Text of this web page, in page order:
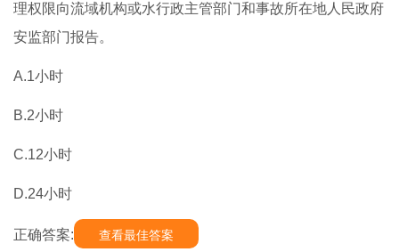
理权限向流域机构或水行政主管部门和事故所在地人民政府
安监部门报告。
A.1小时
B.2小时
C.12小时
D.24小时
正确答案: 查看最佳答案